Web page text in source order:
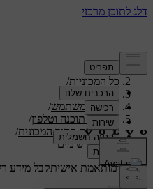
תמיכה/
כל המכוניות/
ES90 2027
/
מדריך למשתמש/
תצוגות, תוכנה וטלפון/
יישומים בתוך המכונית/
הורדת יישומים
תמיכה מותאמת אישיתקבל מידע